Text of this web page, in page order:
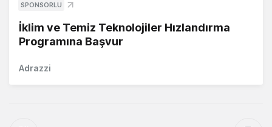
SPONSORLU
İklim ve Temiz Teknolojiler Hızlandırma
Programına Başvur
Adrazzi